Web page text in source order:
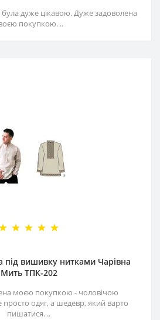
дуже цікавою. Дуже задоволена
покупкою. ..
під вишивку нитками Чарівна
Мить ТПК-202
моєю покупкою - чоловічою
одяг, а шедевр, який варто
пишатися. ..